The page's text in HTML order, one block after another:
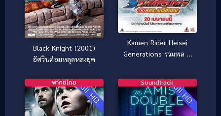
Black Knight (2001)
อัศวินต่อมหลุดหลงยุค
Kamen Rider Heisei
Generations รวมพล 5
Full HD
พากย์ไทย Full HD
Soundtrack